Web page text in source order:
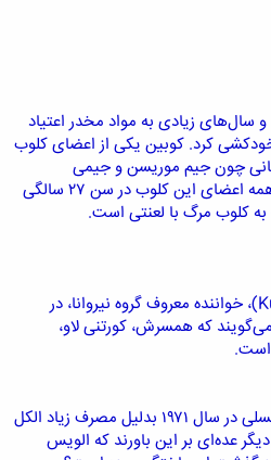
سال‌های زیادی به مواد مخدر اعتیاد
در روز پنجم آوریل ۱۹۹۴ خودکشی کرد. کوبین یکی از اعضای کلوب
ستارگانی چون جیم موریسن و جیمی
هندریکس در آن عضویت دارد. همه اعضای این کلوب در سن ۲۷ سالگی
به کلوب مرگ با لعنتی است.
جسد کورت کوبین (Kurt Cobain)، خواننده معروف گروه نیروانا، در
که همسرش، کورتنی لاو،
است.
گفته می‌شود که مرگ الویس پریسلی در سال ۱۹۷۱ بدلیل مصرف زیاد الکل
عده‌ای بر این باورند که الویس